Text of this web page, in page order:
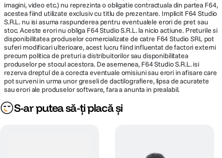
imagini, video etc.) nu reprezinta o obligatie contractuala din partea F64,
acestea fiind utilizate exclusiv cu titlu de prezentare. Implicit F64 Studio
S.R.L. nu isi asuma raspunderea pentru eventualele erori de pret sau
stoc. Aceste erori nu obliga F64 Studio S.R.L. la nicio actiune. Preturile si
disponibilitatea produselor comercializate de catre F64 Studio SRL pot
suferi modificari ulterioare, acest lucru fiind influentat de factori externi
precum politica de preturi a distribuitorilor sau disponibilitatea
produselor pe stocul acestora. De asemenea, F64 Studio S.R.L. isi
rezerva dreptul de a corecta eventuale omisiuni sau erori in afisare care
pot surveni in urma unor greseli de dactilografiere, lipsa de acuratete
sau erori ale produselor software, fara a anunta in prealabil.
S-ar putea să-ți placă și